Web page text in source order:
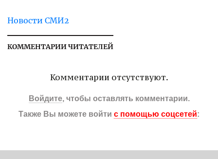
Новости СМИ2
КОММЕНТАРИИ ЧИТАТЕЛЕЙ
Комментарии отсутствуют.
Войдите, чтобы оставлять комментарии.
Также Вы можете войти с помощью соцсетей: